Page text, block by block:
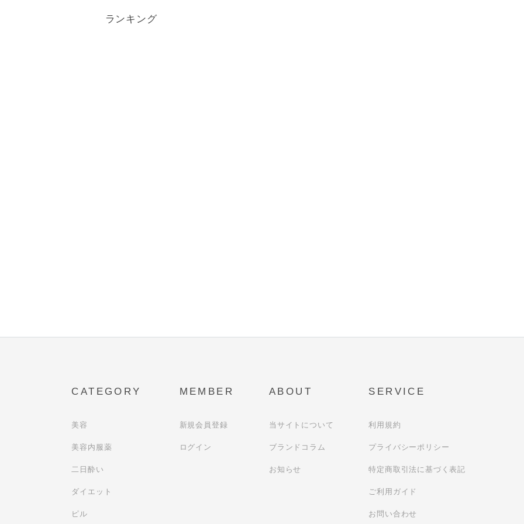
ランキング
CATEGORY
美容
美容内服薬
二日酔い
ダイエット
ピル
MEMBER
新規会員登録
ログイン
ABOUT
当サイトについて
ブランドコラム
お知らせ
SERVICE
利用規約
プライバシーポリシー
特定商取引法に基づく表記
ご利用ガイド
お問い合わせ